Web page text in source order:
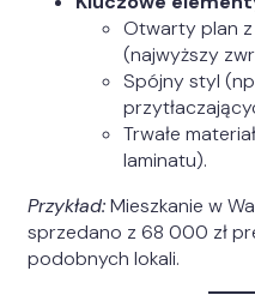
Otwarty plan
(najwyższy
Spójny styl
Trwałe
laminatu).
Przykład:Mieszkanie w
sprzedano z 68 000 zł
podobnych lokali.